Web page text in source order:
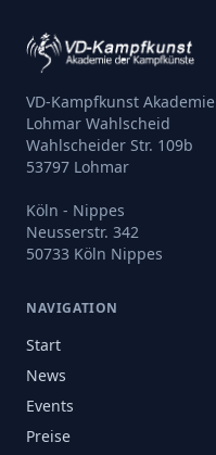
VD-Kampfkunst Akademie
Lohmar Wahlscheid
Wahlscheider Str. 109b
53797 Lohmar
Köln - Nippes
Neusserstr. 342
50733 Köln Nippes
NAVIGATION
Start
News
Events
Preise